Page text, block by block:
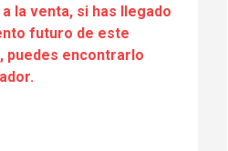
la venta, si has llegado
futuro de este
puedes encontrarlo